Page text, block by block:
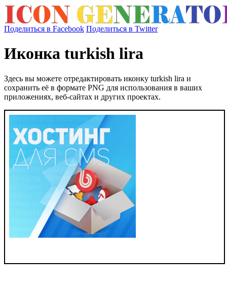
Поделиться в Facebook Поделиться в Twitter
Иконка turkish lira
Здесь вы можете отредактировать иконку turkish lira и
сохранить её в формате PNG для использования в ваших
приложениях, веб-сайтах и других проектах.